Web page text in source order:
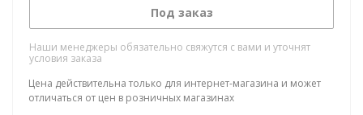
Под заказ
Наши менеджеры обязательно свяжутся с вами и уточнят
условия заказа
Цена действительна только для интернет-магазина и может
отличаться от цен в розничных магазинах